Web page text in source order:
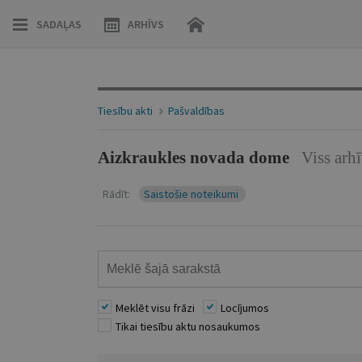
SADAĻAS ARHĪVS
Tiesību akti Pašvaldības
Aizkraukles novada dome Viss
Rādīt: Saistošie noteikumi
Meklēt visu frāzi
Locījumos
Tikai tiesību aktu nosaukumos